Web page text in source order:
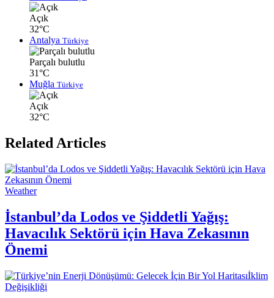
Açık
32°C
Antalya Türkiye
Parçalı bulutlu
31°C
Muğla Türkiye
Açık
32°C
Related Articles
Weather
İstanbul’da Lodos ve Şiddetli Yağış:
Havacılık Sektörü için Hava Zekasının
Önemi
İklim
Değişikliği